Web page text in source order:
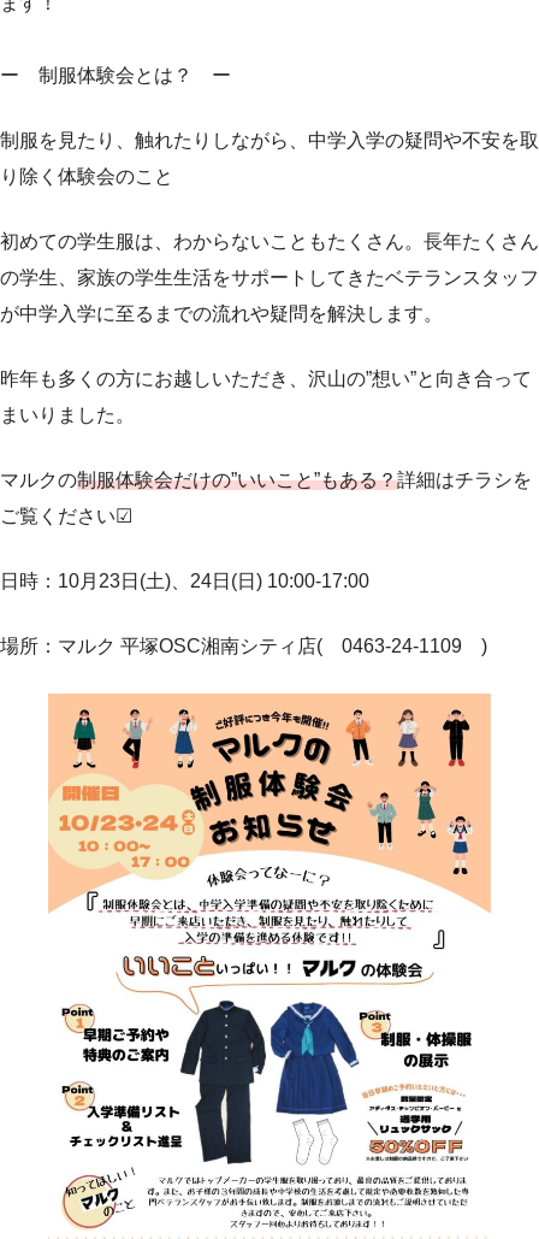
ー 制服体験会とは？ ー
制服を見たり、触れたりしながら、中学入学の疑問や不安を取
り除く体験会のこと
初めての学生服は、わからないこともたくさん。長年たくさん
の学生、家族の学生生活をサポートしてきたベテランスタッフ
が中学入学に至るまでの流れや疑問を解決します。
昨年も多くの方にお越しいただき、沢山の”想い”と向き合って
まいりました。
マルクの制服体験会だけの”いいこと”もある？詳細はチラシを
ご覧ください☑︎
日時：10月23日(土)、24日(日) 10:00-17:00
場所：マルク 平塚OSC湘南シティ店( 0463-24-1109 )